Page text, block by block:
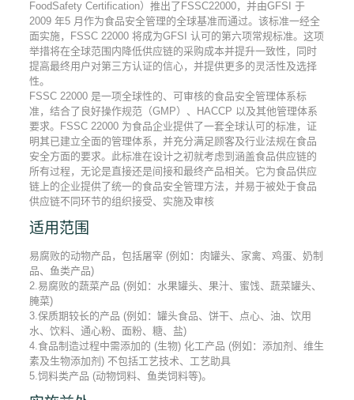
FoodSafety Certification）推出了FSSC22000，并由GFSI 于
2009 年5 月作为食品安全管理的全球基准而通过。该标准一经全
面实施，FSSC 22000 将成为GFSI 认可的第六项常规标准。这项
举措将在全球范围内降低供应链的采购成本并提升一致性，同时
提高最终用户对第三方认证的信心，并提供更多的灵活性及选择
性。
FSSC 22000 是一项全球性的、可审核的食品安全管理体系标
准，结合了良好操作规范（GMP）、HACCP 以及其他管理体系
要求。FSSC 22000 为食品企业提供了一套全球认可的标准，证
明其已建立全面的管理体系，并充分满足顾客及行业法规在食品
安全方面的要求。此标准在设计之初就考虑到涵盖食品供应链的
所有过程，无论是直接还是间接和最终产品相关。它为食品供应
链上的企业提供了统一的食品安全管理方法，并易于被处于食品
供应链不同环节的组织接受、实施及审核
适用范围
易腐败的动物产品，包括屠宰 (例如：肉罐头、家禽、鸡蛋、奶制
品、鱼类产品)
2.易腐败的蔬菜产品 (例如：水果罐头、果汁、蜜饯、蔬菜罐头、
腌菜)
3.保质期较长的产品 (例如：罐头食品、饼干、点心、油、饮用
水、饮料、通心粉、面粉、糖、盐)
4.食品制造过程中需添加的 (生物) 化工产品 (例如：添加剂、维生
素及生物添加剂) 不包括工艺技术、工艺助具
5.饲料类产品 (动物饲料、鱼类饲料等)。